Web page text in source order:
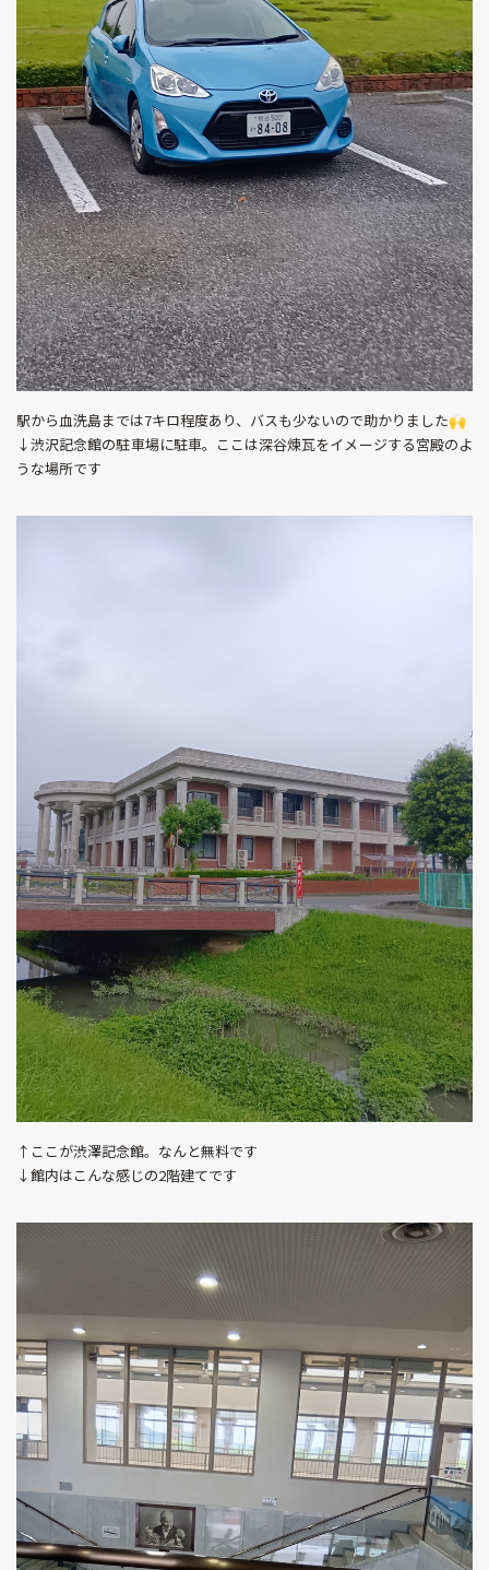
駅から血洗島までは7キロ程度あり、バスも少ないので助かりました🙌
↓渋沢記念館の駐車場に駐車。ここは深谷煉瓦をイメージする宮殿のよ
うな場所です
↑ここが渋澤記念館。なんと無料です
↓館内はこんな感じの2階建てです